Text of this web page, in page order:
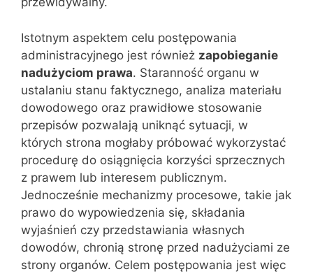
Istotnym aspektem celu postępowania
administracyjnego jest również zapobieganie
nadużyciom prawa. Staranność organu w
ustalaniu stanu faktycznego, analiza materiału
dowodowego oraz prawidłowe stosowanie
przepisów pozwalają uniknąć sytuacji, w
których strona mogłaby próbować wykorzystać
procedurę do osiągnięcia korzyści sprzecznych
z prawem lub interesem publicznym.
Jednocześnie mechanizmy procesowe, takie jak
prawo do wypowiedzenia się, składania
wyjaśnień czy przedstawiania własnych
dowodów, chronią stronę przed nadużyciami ze
strony organów. Celem postępowania jest więc